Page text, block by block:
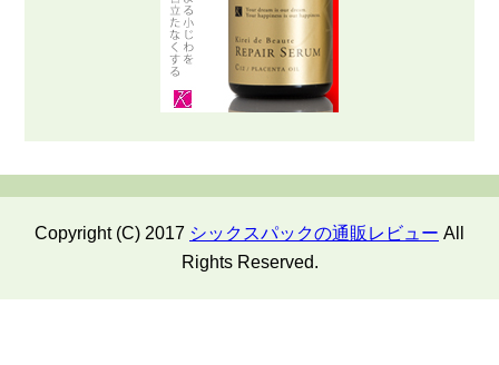
Copyright (C) 2017 シックスパックの通販レビュー All
Rights Reserved.